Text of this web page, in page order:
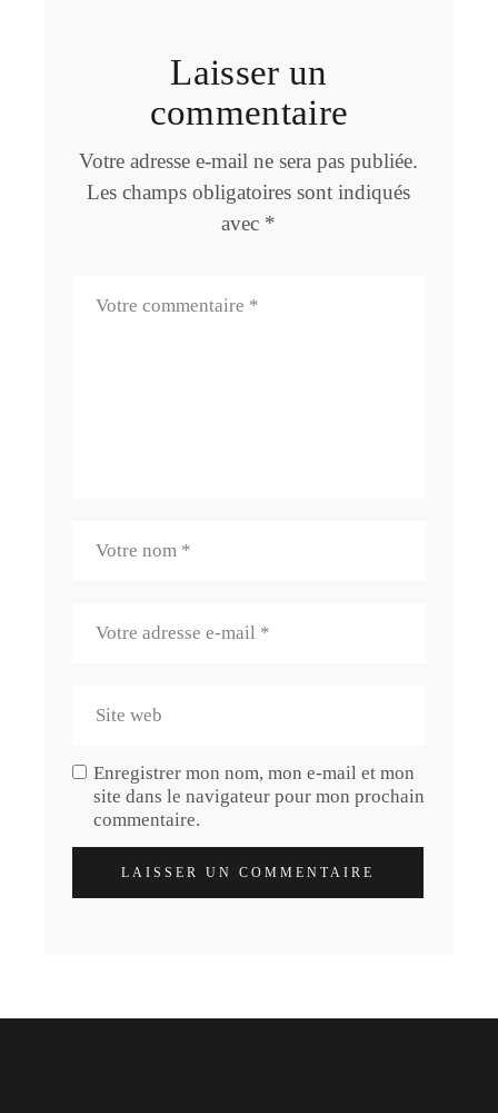
Laisser un
commentaire
Votre adresse e-mail ne sera pas publiée.
Les champs obligatoires sont indiqués
avec *
Enregistrer mon nom, mon e-mail et mon
site dans le navigateur pour mon prochain
commentaire.
LAISSER UN COMMENTAIRE